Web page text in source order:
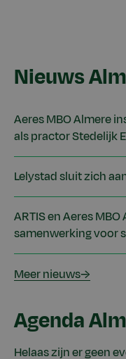
Nieuws
Aeres MBO Almere
als practor Stedelijk
Lelystad sluit zich
ARTIS en Aeres
samenwerking voor
Meer nieuws
Agenda
Helaas zijn er geen